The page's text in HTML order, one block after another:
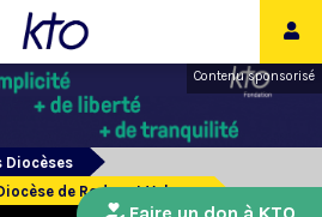
Contenu sponsorisé
Diocèses
de Rodez et Vabres